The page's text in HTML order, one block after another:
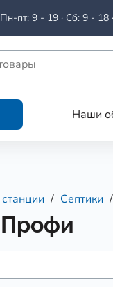
Пн-пт: 9 - 19 · Сб: 9 - 18
Наши
Септики